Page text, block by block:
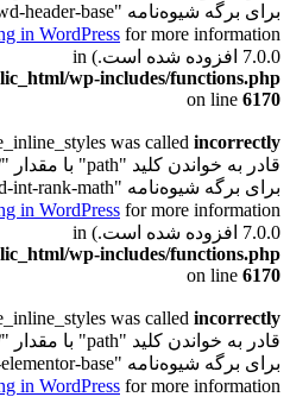
برای برگه شیوه‌نامه "wd-header-base" نیستیم. Please see
in WordPress
7.0.0 افزوده شده است.) in
wp-includes/functions.php
on line 6170
was called incorrectly
برای برگه شیوه‌نامه "wd-int-rank-math" نیستیم. Please see
in WordPress
7.0.0 افزوده شده است.) in
wp-includes/functions.php
on line 6170
was called incorrectly
برای برگه شیوه‌نامه "wd-elementor-base" نیستیم. Please see
in WordPress